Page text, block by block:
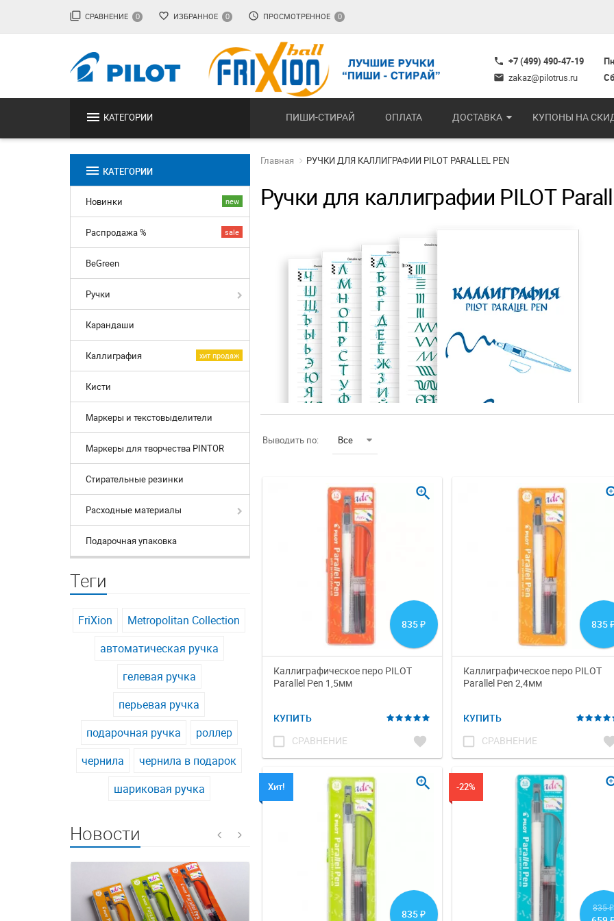
filter_none СРАВНЕНИЕ 0 favorite_border ИЗБРАННОЕ 0 access_time ПРОСМОТРЕННОЕ 0
phone +7 (499) 490-47-19
mail zakaz@pilotrus.ru
menu КАТЕГОРИИ ПИШИ-СТИРАЙ ОПЛАТА ДОСТАВКА КУПОНЫ НА
menu КАТЕГОРИИ
new
Новинки
sale
Распродажа %
BeGreen
Ручки
Карандаши
хит продаж
Каллиграфия
Кисти
Маркеры и текстовыделители
Маркеры для творчества PINTOR
Стирательные резинки
Расходные материалы
Подарочная упаковка
Теги
FriXion
Metropolitan Collection
автоматическая ручка
гелевая ручка
перьевая ручка
подарочная ручка
роллер
чернила
чернила в подарок
шариковая ручка
Новости
Главная РУЧКИ ДЛЯ КАЛЛИГРАФИИ PILOT PARALLEL PEN
Ручки для каллиграфии PILOT
Выводить по: Все
835 ₽
Каллиграфическое перо PILOT
Parallel Pen 1,5мм
КУПИТЬ
check_box_outline_blank СРАВНЕНИЕ favorite
zoom_in
835
Каллиграфическое перо PILOT
Parallel Pen 2,4мм
КУПИТЬ
check_box_outline_blank СРАВНЕНИЕ
Хит!
835 ₽
zoom_in -22%
835₽